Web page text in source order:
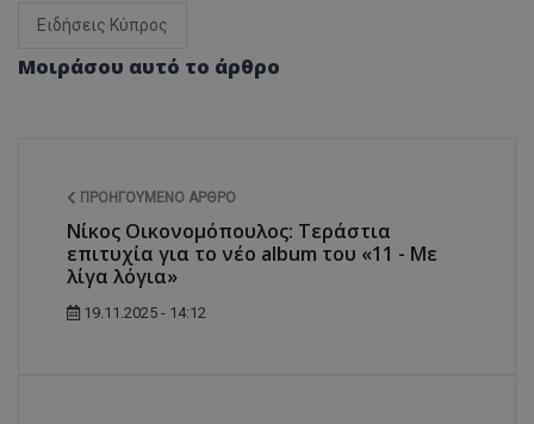
Ειδήσεις Κύπρος
Μοιράσου αυτό το άρθρο
ΠΡΟΗΓΟΎΜΕΝΟ ΆΡΘΡΟ
Νίκος Οικονομόπουλος: Τεράστια
επιτυχία για το νέο album του «11 - Με
λίγα λόγια»
19.11.2025 - 14:12